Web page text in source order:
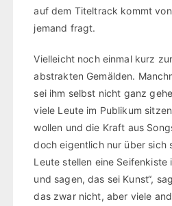
auf dem Titeltrack kommt
jemand fragt.
Vielleicht noch einmal kurz
abstrakten Gemälden.
sei ihm selbst nicht ganz
viele Leute im Publikum
wollen und die Kraft aus
doch eigentlich nur über sich
Leute stellen eine Seifenkiste
und sagen, das sei Kunst“,
das zwar nicht, aber viele